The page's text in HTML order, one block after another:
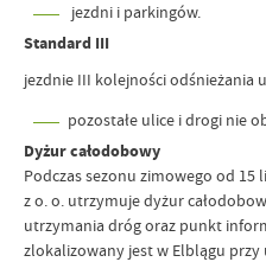
jezdni i parkingów.
Standard III
jezdnie III kolejności odśnieżania
pozostałe ulice i drogi nie
Dyżur całodobowy
Podczas sezonu zimowego od 15
z o. o. utrzymuje dyżur
utrzymania dróg oraz punkt
zlokalizowany jest w Elblągu przy